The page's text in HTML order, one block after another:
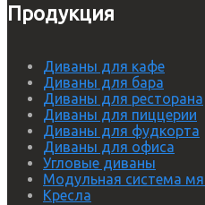
Продукция
Диваны для кафе
Диваны для бара
Диваны для ресторана
Диваны для пиццерии
Диваны для фудкорта
Диваны для офиса
Угловые диваны
Модульная система
Кресла